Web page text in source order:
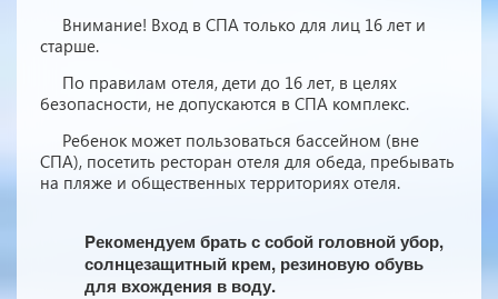
Внимание! Вход в СПА только для лиц 16 лет и
старше.
По правилам отеля, дети до 16 лет, в целях
безопасности, не допускаются в СПА комплекс.
Ребенок может пользоваться бассейном (вне
СПА), посетить ресторан отеля для обеда, пребывать
на пляже и общественных территориях отеля.
Pекомендуем брать с собой головной убор,
солнцезащитный крем, резиновую обувь
для вхождения в воду.